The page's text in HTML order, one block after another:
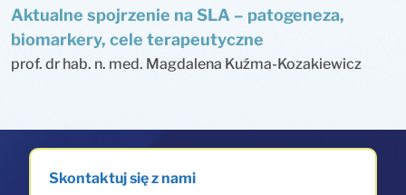
Aktualne spojrzenie na SLA – patogeneza,
biomarkery, cele terapeutyczne
prof. dr hab. n. med. Magdalena Kuźma-Kozakiewicz
Skontaktuj się z nami